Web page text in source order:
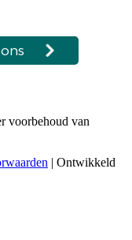
voorbehoud van
| Ontwikkeld